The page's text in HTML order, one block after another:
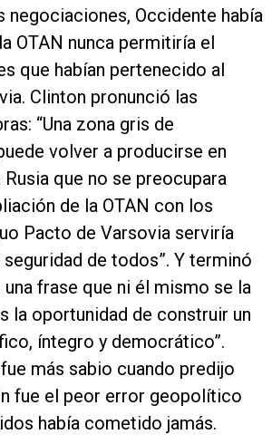
negociaciones, Occidente había
OTAN nunca permitiría el
que habían pertenecido al
Clinton pronunció las
“Una zona gris de
volver a producirse en
Rusia que no se preocupara
de la OTAN con los
Pacto de Varsovia serviría
seguridad de todos”. Y terminó
frase que ni él mismo se la
la oportunidad de construir un
íntegro y democrático”.
más sabio cuando predijo
fue el peor error geopolítico
había cometido jamás.